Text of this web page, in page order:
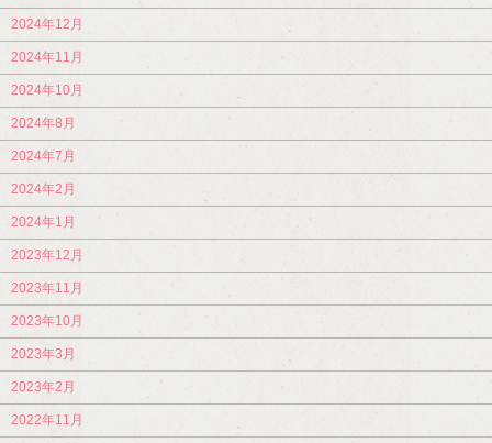
2024年12月
2024年11月
2024年10月
2024年8月
2024年7月
2024年2月
2024年1月
2023年12月
2023年11月
2023年10月
2023年3月
2023年2月
2022年11月